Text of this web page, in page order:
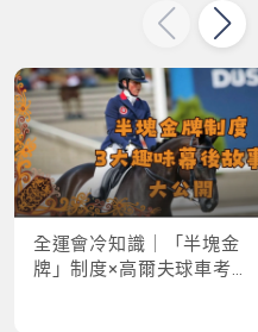
全運會冷知識｜「半塊金
牌」制度×高爾夫球車考牌